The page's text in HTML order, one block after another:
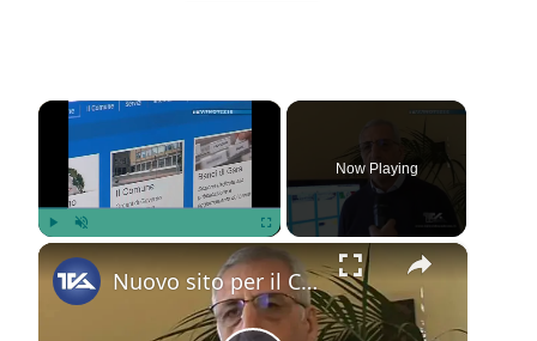
×
Now Playing
×
Nuovo sito per il Comune di Adrano